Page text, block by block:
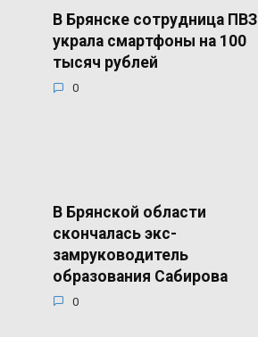
В Брянске сотрудница ПВЗ
украла смартфоны на 100
тысяч рублей
0
В Брянской области
скончалась экс-
замруководитель
образования Сабирова
0